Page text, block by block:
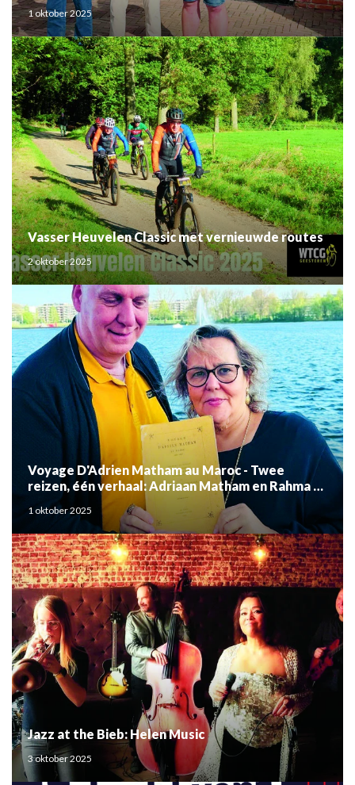
1 oktober 2025
Vasser Heuvelen Classic met vernieuwde routes
2 oktober 2025
Voyage D'Adrien Matham au Maroc - Twee
reizen, één verhaal: Adriaan Matham en Rahma el
Mouden
1 oktober 2025
Jazz at the Bieb: Helen Music
3 oktober 2025